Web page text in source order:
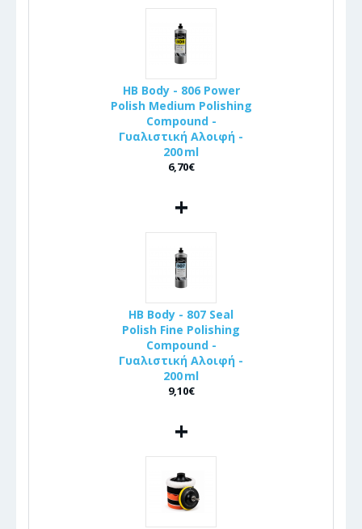
HB Body - 806 Power
Polish Medium Polishing
Compound -
Γυαλιστική Αλοιφή -
200 ml
6,70€
+
HB Body - 807 Seal
Polish Fine Polishing
Compound -
Γυαλιστική Αλοιφή -
200 ml
9,10€
+